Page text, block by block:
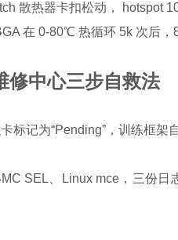
散热器卡扣松动， hotspot
在 0-80℃ 热循环 5k 次后，
修中心三步自救法
标记为“Pending”，训练框架
SEL、Linux mce，三份